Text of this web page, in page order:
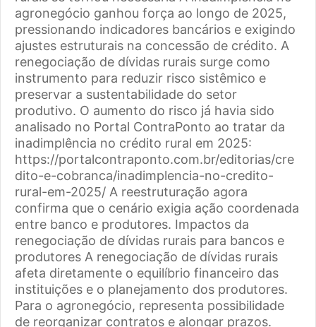
agronegócio ganhou força ao longo de 2025,
pressionando indicadores bancários e exigindo
ajustes estruturais na concessão de crédito. A
renegociação de dívidas rurais surge como
instrumento para reduzir risco sistêmico e
preservar a sustentabilidade do setor
produtivo. O aumento do risco já havia sido
analisado no Portal ContraPonto ao tratar da
inadimplência no crédito rural em 2025:
https://portalcontraponto.com.br/editorias/cre
dito-e-cobranca/inadimplencia-no-credito-
rural-em-2025/ A reestruturação agora
confirma que o cenário exigia ação coordenada
entre banco e produtores. Impactos da
renegociação de dívidas rurais para bancos e
produtores A renegociação de dívidas rurais
afeta diretamente o equilíbrio financeiro das
instituições e o planejamento dos produtores.
Para o agronegócio, representa possibilidade
de reorganizar contratos e alongar prazos.